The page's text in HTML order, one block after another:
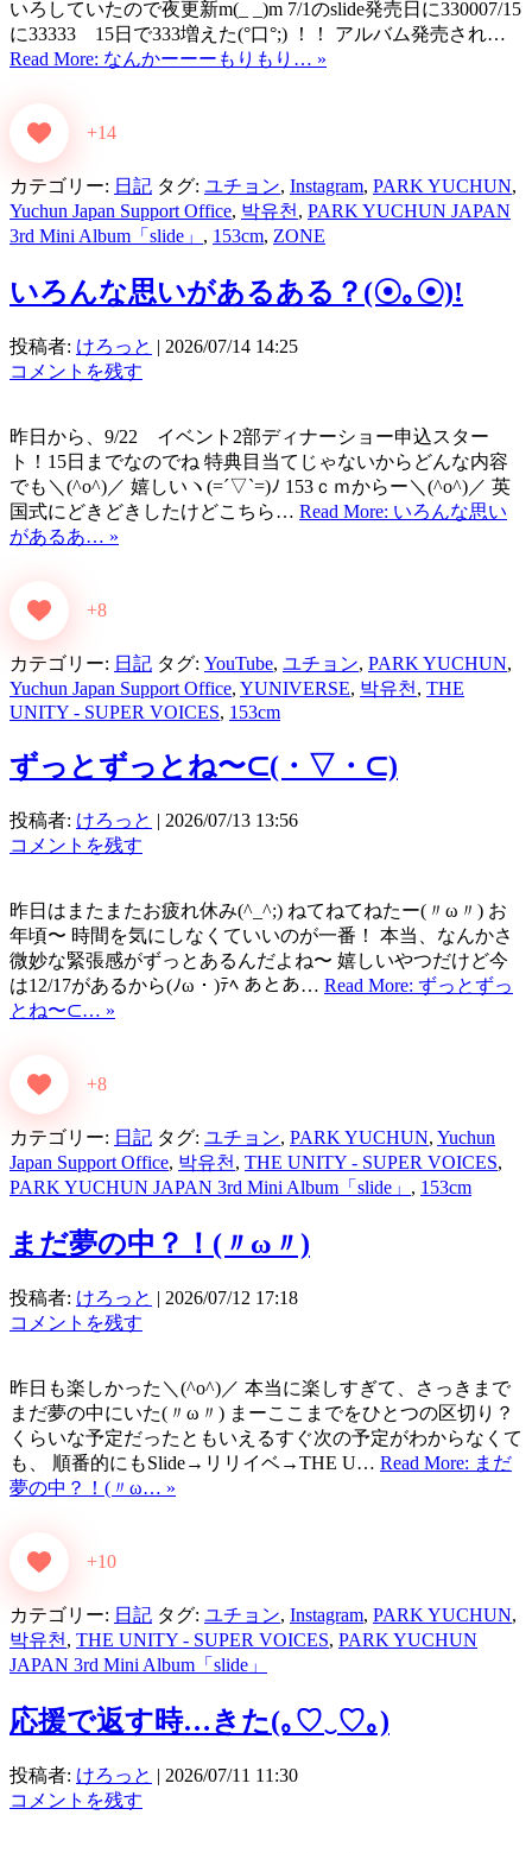
いろしていたので夜更新m(_ _)m 7/1のslide発売日に330007/15
に33333 15日で333増えた(°口°;) ！！ アルバム発売され…
Read More: なんかーーーもりもり… »
+14
カテゴリー: 日記 タグ: ユチョン, Instagram, PARK YUCHUN,
Yuchun Japan Support Office, 박유천, PARK YUCHUN JAPAN
3rd Mini Album「slide」 , 153cm, ZONE
いろんな思いがあるある？(⁠☉⁠｡⁠☉⁠)⁠!
投稿者: けろっと | 2026/07/14 14:25
コメントを残す
昨日から、9/22 イベント2部ディナーショー申込スター
ト！15日までなのでね 特典目当てじゃないからどんな内容
でも＼(^o^)／ 嬉しいヽ(=´▽`=)ﾉ 153ｃｍからー＼(^o^)／ 英
国式にどきどきしたけどこちら… Read More: いろんな思い
があるあ… »
+8
カテゴリー: 日記 タグ: YouTube, ユチョン, PARK YUCHUN,
Yuchun Japan Support Office, YUNIVERSE, 박유천 , THE
UNITY - SUPER VOICES, 153cm
ずっとずっとね〜⊂⁠(⁠・⁠▽⁠・⁠⊂⁠)
投稿者: けろっと | 2026/07/13 13:56
コメントを残す
昨日はまたまたお疲れ休み(^_^;) ねてねてねたー(〃ω〃) お
年頃〜 時間を気にしなくていいのが一番！ 本当、なんかさ
微妙な緊張感がずっとあるんだよね〜 嬉しいやつだけど今
は12/17があるから(ﾉω・)ﾃﾍ あとあ… Read More: ずっとずっ
とね〜⊂⁠… »
+8
カテゴリー: 日記 タグ: ユチョン, PARK YUCHUN, Yuchun
Japan Support Office, 박유천 , THE UNITY - SUPER VOICES,
PARK YUCHUN JAPAN 3rd Mini Album「slide」 , 153cm
まだ夢の中？！(〃ω〃)
投稿者: けろっと | 2026/07/12 17:18
コメントを残す
昨日も楽しかった＼(^o^)／ 本当に楽しすぎて、さっきまで
まだ夢の中にいた(〃ω〃) まーここまでをひとつの区切り？
くらいな予定だったともいえるすぐ次の予定がわからなくて
も、 順番的にもSlide→リリイベ→THE U… Read More: まだ
夢の中？！(〃ω… »
+10
カテゴリー: 日記 タグ: ユチョン, Instagram, PARK YUCHUN,
박유천 , THE UNITY - SUPER VOICES, PARK YUCHUN
JAPAN 3rd Mini Album「slide」
応援で返す時…きた(⁠｡⁠♡⁠‿⁠♡⁠｡⁠)
投稿者: けろっと | 2026/07/11 11:30
コメントを残す